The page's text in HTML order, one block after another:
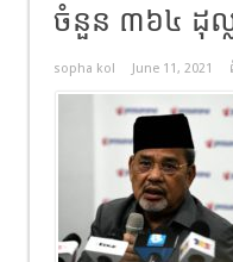
ចំនួន ៣៦៤ ដុល្ល
sopha kol June 11, 2021